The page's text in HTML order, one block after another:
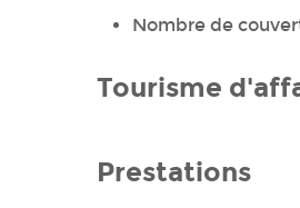
Nombre de
Tourisme
Prestations